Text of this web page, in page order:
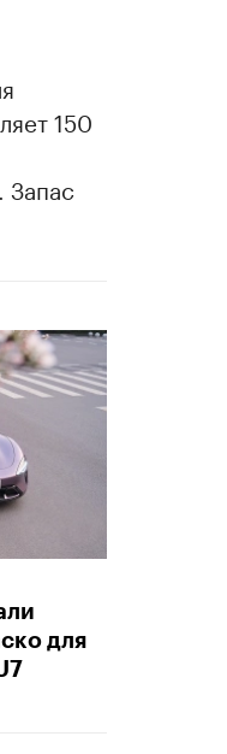
150
Запас
для